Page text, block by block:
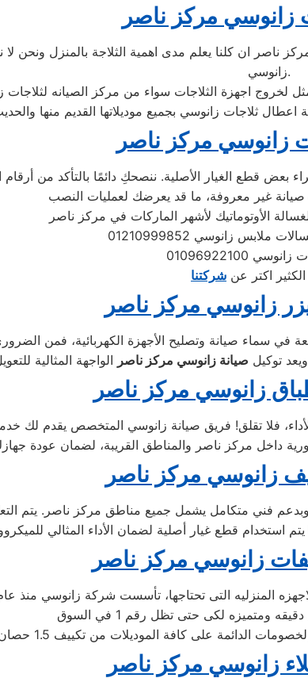
زانوسي مركز ناصر
ان كلنا يعلم مدى اهمية الثلاجة بالمنزل ونحن لا
زانوسي.
زانوسي مركز ناصر
قطع الغيار الأصلية. ننصحكِ دائمًا بالتأكد من أرقام
اكتر عن شركتنا
زانوسي مركز ناصر
في سماء صيانة وتصليح الأجهزة الكهربائية، فمن
توكيل صيانة زانوسي مركز ناصر
زانوسي مركز ناصر
فلا تقلق! فريق صيانة زانوسي المتخصص يقدم لك
زانوسي مركز ناصر
فني متكامل يشمل جميع مناطق مركز ناصر. يتم
زانوسي مركز ناصر
زانوسي مركز ناصر